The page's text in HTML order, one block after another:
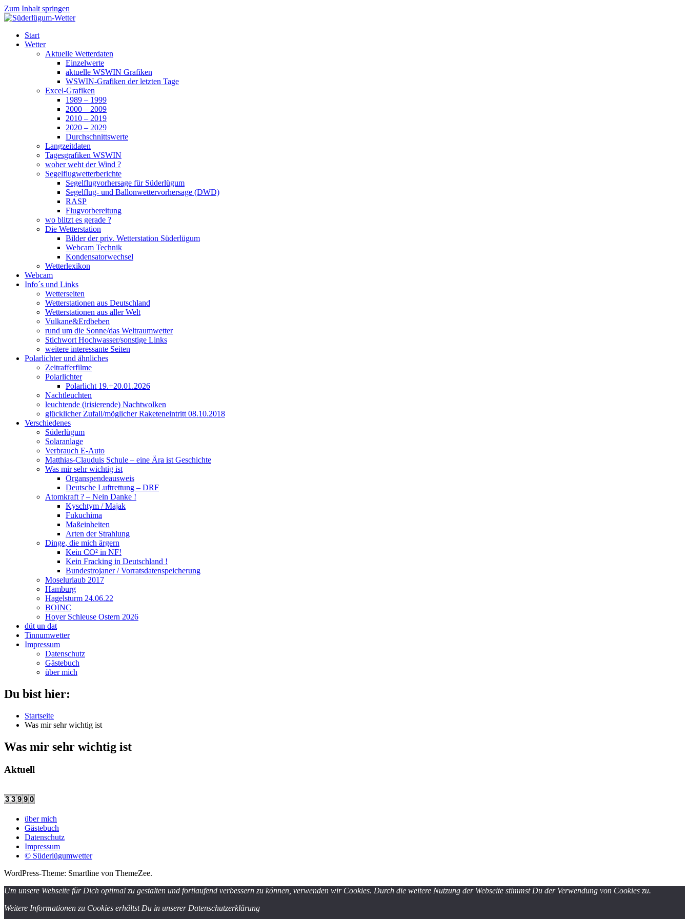
Zum Inhalt springen
Süderlügum-Wetter
Start
Wetter
Aktuelle Wetterdaten
Einzelwerte
aktuelle WSWIN Grafiken
WSWIN-Grafiken der letzten Tage
Excel-Grafiken
1989 – 1999
2000 – 2009
2010 – 2019
2020 – 2029
Durchschnittswerte
Langzeitdaten
Tagesgrafiken WSWIN
woher weht der Wind ?
Segelflugwetterberichte
Segelflugvorhersage für Süderlügum
Segelflug- und Ballonwettervorhersage (DWD)
RASP
Flugvorbereitung
wo blitzt es gerade ?
Die Wetterstation
Bilder der priv. Wetterstation Süderlügum
Webcam Technik
Kondensatorwechsel
Wetterlexikon
Webcam
Info´s und Links
Wetterseiten
Wetterstationen aus Deutschland
Wetterstationen aus aller Welt
Vulkane&Erdbeben
rund um die Sonne/das Weltraumwetter
Stichwort Hochwasser/sonstige Links
weitere interessante Seiten
Polarlichter und ähnliches
Zeitrafferfilme
Polarlichter
Polarlicht 19.+20.01.2026
Nachtleuchten
leuchtende (irisierende) Nachtwolken
glücklicher Zufall/möglicher Raketeneintritt 08.10.2018
Verschiedenes
Süderlügum
Solaranlage
Verbrauch E-Auto
Matthias-Clauduis Schule – eine Ära ist Geschichte
Was mir sehr wichtig ist
Organspendeausweis
Deutsche Luftrettung – DRF
Atomkraft ? – Nein Danke !
Kyschtym / Majak
Fukuchima
Maßeinheiten
Arten der Strahlung
Dinge, die mich ärgern
Kein CO² in NF!
Kein Fracking in Deutschland !
Bundestrojaner / Vorratsdatenspeicherung
Moselurlaub 2017
Hamburg
Hagelsturm 24.06.22
BOINC
Hoyer Schleuse Ostern 2026
düt un dat
Tinnumwetter
Impressum
Datenschutz
Gästebuch
über mich
Du bist hier:
Startseite
Was mir sehr wichtig ist
Was mir sehr wichtig ist
Aktuell
über mich
Gästebuch
Datenschutz
Impressum
© Süderlügumwetter
WordPress-Theme: Smartline von ThemeZee.
Um unsere Webseite für Dich optimal zu gestalten und fortlaufend verbessern zu können, verwenden wir Cookies. Durch die weitere Nutzung der Webseite stimmst Du der Verwendung von Cookies zu.
Weitere Informationen zu Cookies erhältst Du in unserer Datenschutzerklärung